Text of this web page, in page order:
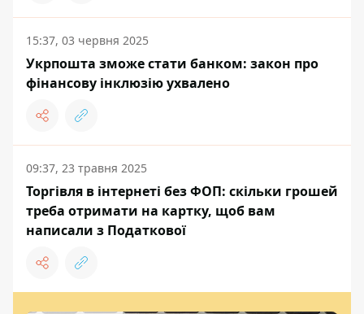
15:37, 03 червня 2025
Укрпошта зможе стати банком: закон про
фінансову інклюзію ухвалено
09:37, 23 травня 2025
Торгівля в інтернеті без ФОП: скільки грошей
треба отримати на картку, щоб вам
написали з Податкової